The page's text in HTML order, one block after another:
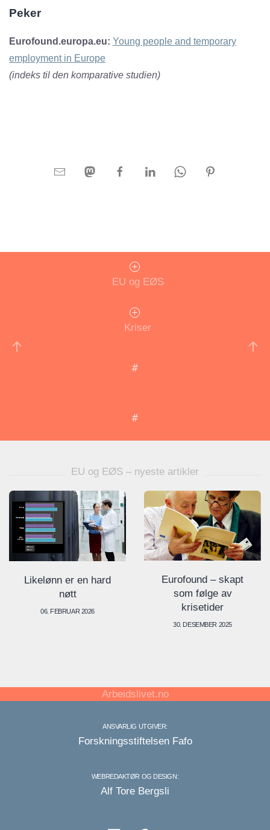
Peker
Eurofound.europa.eu: Young people and temporary
employment in Europe
(indeks til den komparative studien)
EU og EØS
Kriser
EU og EØS – nyeste artikler
Likelønn er en hard
nøtt
06. FEBRUAR 2026
Eurofound – skapt
som følge av
krisetider
30. DESEMBER 2025
Arbeidslivet.no
ANSVARLIG UTGIVER:
Forskningsstiftelsen Fafo
WEBREDAKTØR OG DESIGN:
Alf Tore Bergsli